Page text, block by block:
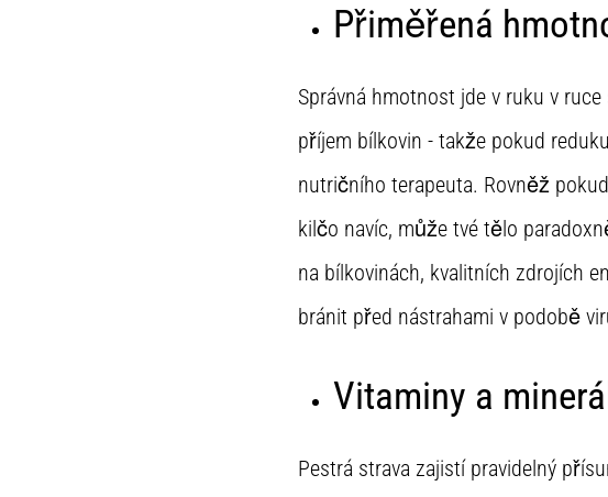
Přiměřená
Správná hmotnost jde v ruku v
příjem bílkovin - takže pokud
nutričního terapeuta. Rovněž
kilčo navíc, může tvé tělo
na bílkovinách, kvalitních zdrojích
bránit před nástrahami v podobě
Vitaminy a
Pestrá strava zajistí pravidelný